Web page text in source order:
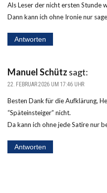
Als Leser der nicht ersten Stunde
Dann kann ich ohne Ironie nur
Antworten
Manuel Schütz sagt:
22. FEBRUAR 2026 UM 17:46 UHR
Besten Dank für die Aufklärung,
“Späteinsteiger” nicht.
Da kann ich ohne jede Satire nur
Antworten